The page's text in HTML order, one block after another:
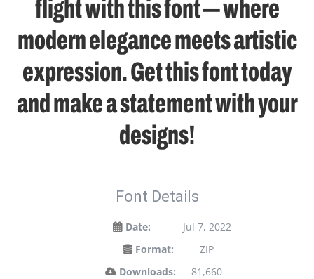
flight with this font — where
modern elegance meets artistic
expression. Get this font today
and make a statement with your
designs!
Font Details
Date:
Jul 7, 2022
Format:
ZIP
Downloads:
81,660